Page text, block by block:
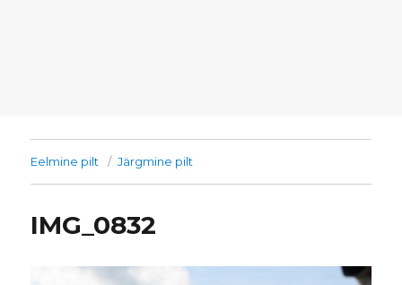
Eelmine pilt Järgmine pilt
IMG_0832